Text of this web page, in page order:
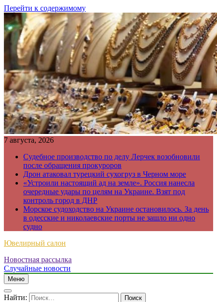
Перейти к содержимому
7 августа, 2026
Судебное производство по делу Лерчек возобновили
после обращения прокуроров
Дрон атаковал турецкий сухогруз в Черном море
«Устроили настоящий ад на земле». Россия нанесла
очередные удары по целям на Украине. Взят под
контроль город в ДНР
Морское судоходство на Украине остановилось. За день
в одесские и николаевские порты не зашло ни одно
судно
Ювелирный салон
Новостная рассылка
Случайные новости
Меню
Найти: